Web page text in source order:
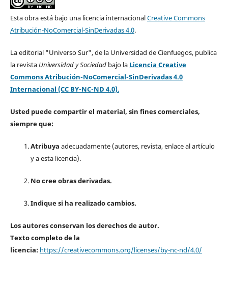
Esta obra está bajo una licencia internacionalCreative Commons
Atribución-NoComercial-SinDerivadas 4.0.
La editorial "Universo Sur", de la Universidad de Cienfuegos, publica
la revista Universidad y Sociedad bajo la Licencia Creative
Commons Atribución-NoComercial-SinDerivadas 4.0
Internacional (CC BY-NC-ND 4.0).
Usted puede compartir el material, sin fines comerciales,
siempre que:
Atribuya adecuadamente (autores, revista, enlace al artículo
y a esta licencia).
No cree obras derivadas.
Indique si ha realizado cambios.
Los autores conservan los derechos de autor.
Texto completo de la
licencia: https://creativecommons.org/licenses/by-nc-nd/4.0/